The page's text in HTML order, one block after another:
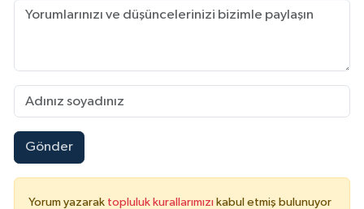
Gönder
Yorum yazarak topluluk kurallarımızı kabul etmiş bulunuyor